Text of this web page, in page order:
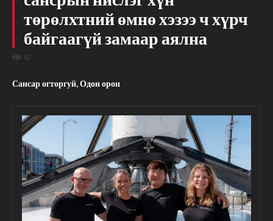
төрөлхтний өмнө хэзээ ч хүрч
байгаагүй замаар аялна
42
Сансар огторгуй, Одон орон